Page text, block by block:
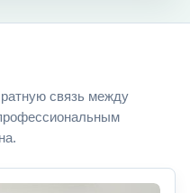
связь между